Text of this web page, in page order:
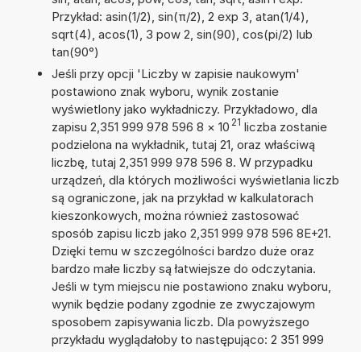
Przykład: asin(1/2), sin(π/2), 2 exp 3, atan(1/4),
sqrt(4), acos(1), 3 pow 2, sin(90), cos(pi/2) lub
tan(90°)
Jeśli przy opcji 'Liczby w zapisie naukowym'
postawiono znak wyboru, wynik zostanie
wyświetlony jako wykładniczy. Przykładowo, dla
zapisu 2,351 999 978 596 8 × 10 21 liczba zostanie
podzielona na wykładnik, tutaj 21, oraz właściwą
liczbę, tutaj 2,351 999 978 596 8. W przypadku
urządzeń, dla których możliwości wyświetlania liczb
są ograniczone, jak na przykład w kalkulatorach
kieszonkowych, można również zastosować
sposób zapisu liczb jako 2,351 999 978 596 8E+21.
Dzięki temu w szczególności bardzo duże oraz
bardzo małe liczby są łatwiejsze do odczytania.
Jeśli w tym miejscu nie postawiono znaku wyboru,
wynik będzie podany zgodnie ze zwyczajowym
sposobem zapisywania liczb. Dla powyższego
przykładu wyglądałoby to następująco: 2 351 999